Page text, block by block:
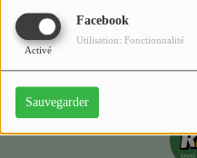
Facebook
Activé
Utilisation: Fonctionnalité
Sauvegarder
Contact